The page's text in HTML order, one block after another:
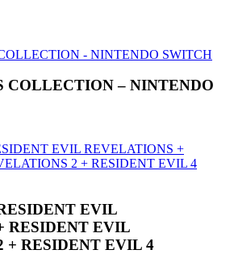
COLLECTION – NINTENDO
EVIL
RESIDENT EVIL
+ RESIDENT EVIL 4